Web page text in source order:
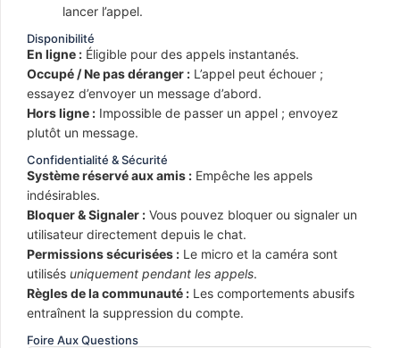
lancer l’appel.
Disponibilité
En ligne : Éligible pour des appels instantanés.
Occupé / Ne pas déranger : L’appel peut échouer ;
essayez d’envoyer un message d’abord.
Hors ligne : Impossible de passer un appel ; envoyez
plutôt un message.
Confidentialité & Sécurité
Système réservé aux amis : Empêche les appels
indésirables.
Bloquer & Signaler : Vous pouvez bloquer ou signaler un
utilisateur directement depuis le chat.
Permissions sécurisées : Le micro et la caméra sont
utilisés uniquement pendant les appels.
Règles de la communauté : Les comportements abusifs
entraînent la suppression du compte.
Foire Aux Questions